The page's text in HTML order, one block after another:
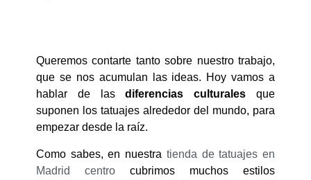
Queremos contarte tanto sobre nuestro trabajo,
que se nos acumulan las ideas. Hoy vamos a
hablar de lasdiferencias culturales que
suponen los tatuajes alrededor del mundo, para
empezar desde la raíz.
Como sabes, en nuestra tienda de tatuajes en
Madrid centro cubrimos muchos estilos